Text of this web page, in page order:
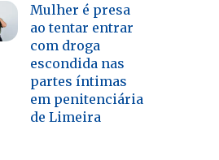
Mulher é presa
ao tentar entrar
com droga
escondida nas
partes íntimas
em penitenciária
de Limeira